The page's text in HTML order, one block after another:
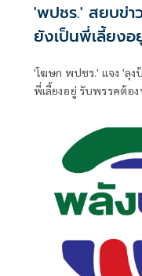
'พปชร.' สยบข่
ยังเป็นพี่เลี้ยงอ
'โฆษก พปชร.' แจง 'ลุง
พี่เลี้ยงอยู่ รับพรรคต้อ